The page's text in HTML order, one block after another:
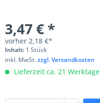
3,47 € *
vorher 2,18 €*
Inhalt: 1 Stück
inkl. MwSt.zzgl. Versandkosten
Lieferzeit ca. 21 Werktage